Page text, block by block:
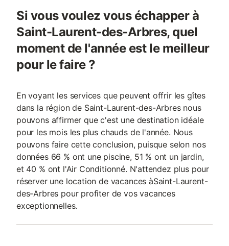
Si vous voulez vous échapper à
Saint-Laurent-des-Arbres, quel
moment de l'année est le meilleur
pour le faire ?
En voyant les services que peuvent offrir les gîtes
dans la région de Saint-Laurent-des-Arbres nous
pouvons affirmer que c'est une destination idéale
pour les mois les plus chauds de l'année. Nous
pouvons faire cette conclusion, puisque selon nos
données 66 % ont une piscine, 51 % ont un jardin,
et 40 % ont l'Air Conditionné. N'attendez plus pour
réserver une location de vacances àSaint-Laurent-
des-Arbres pour profiter de vos vacances
exceptionnelles.